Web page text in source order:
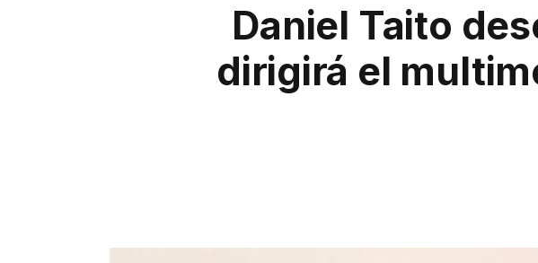
Daniel Taito
dirigirá el